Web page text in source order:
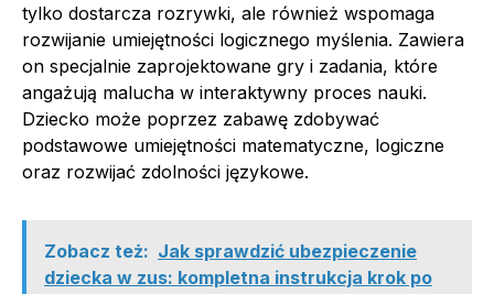
tylko dostarcza rozrywki, ale również wspomaga
rozwijanie umiejętności logicznego myślenia. Zawiera
on specjalnie zaprojektowane gry i zadania, które
angażują malucha w interaktywny proces nauki.
Dziecko może poprzez zabawę zdobywać
podstawowe umiejętności matematyczne, logiczne
oraz rozwijać zdolności językowe.
Zobacz też: Jak sprawdzić ubezpieczenie
dziecka w zus: kompletna instrukcja krok po